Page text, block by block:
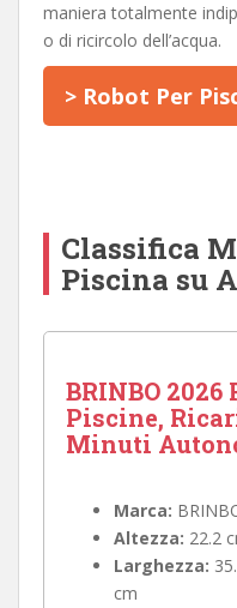
maniera totalmente
o di ricircolo dell’acqua.
> Robot Per
Classifica
Piscina su
BRINBO
Piscine,
Minuti
Marca:
Altezza: 22.2
Larghezza:
cm